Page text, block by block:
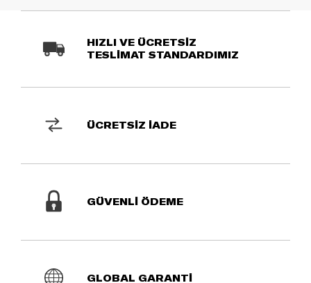
HIZLI VE ÜCRETSİZ
TESLİMAT STANDARDIMIZ
ÜCRETSİZ İADE
GÜVENLİ ÖDEME
GLOBAL GARANTİ